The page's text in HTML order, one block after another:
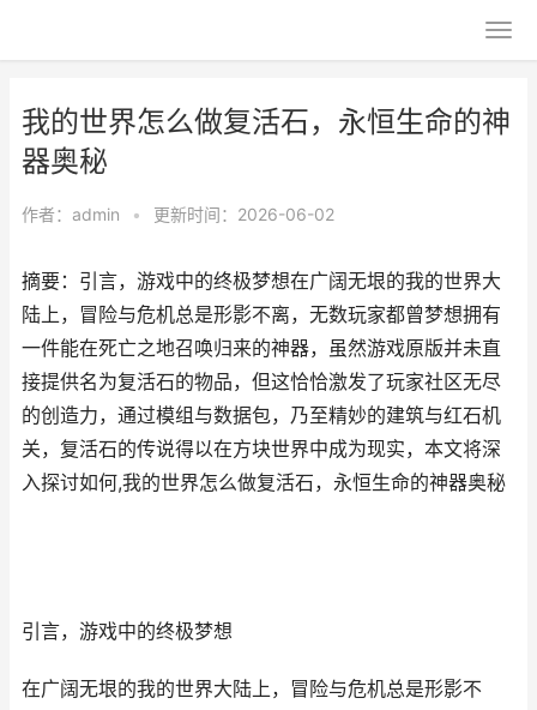
我的世界怎么做复活石，永恒生命的神
器奥秘
作者： admin • 更新时间：2026-06-02
摘要：引言，游戏中的终极梦想在广阔无垠的我的世界大
陆上，冒险与危机总是形影不离，无数玩家都曾梦想拥有
一件能在死亡之地召唤归来的神器，虽然游戏原版并未直
接提供名为复活石的物品，但这恰恰激发了玩家社区无尽
的创造力，通过模组与数据包，乃至精妙的建筑与红石机
关，复活石的传说得以在方块世界中成为现实，本文将深
入探讨如何,我的世界怎么做复活石，永恒生命的神器奥秘
引言，游戏中的终极梦想
在广阔无垠的我的世界大陆上，冒险与危机总是形影不